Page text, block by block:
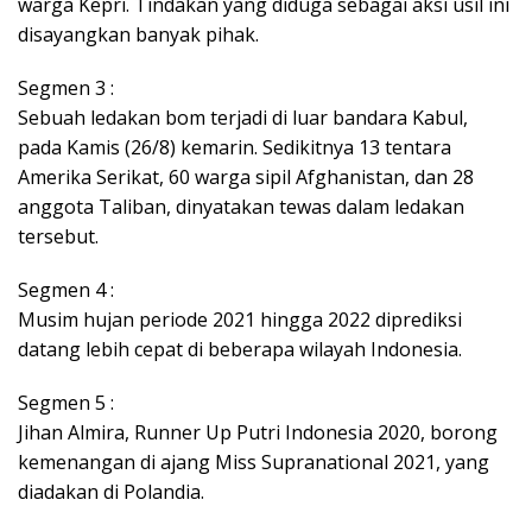
disayangkan banyak pihak.
Segmen 3 :
Sebuah ledakan bom terjadi di luar bandara Kabul,
pada Kamis (26/8) kemarin. Sedikitnya 13 tentara
Amerika Serikat, 60 warga sipil Afghanistan, dan 28
anggota Taliban, dinyatakan tewas dalam ledakan
tersebut.
Segmen 4 :
Musim hujan periode 2021 hingga 2022 diprediksi
datang lebih cepat di beberapa wilayah Indonesia.
Segmen 5 :
Jihan Almira, Runner Up Putri Indonesia 2020, borong
kemenangan di ajang Miss Supranational 2021, yang
diadakan di Polandia.